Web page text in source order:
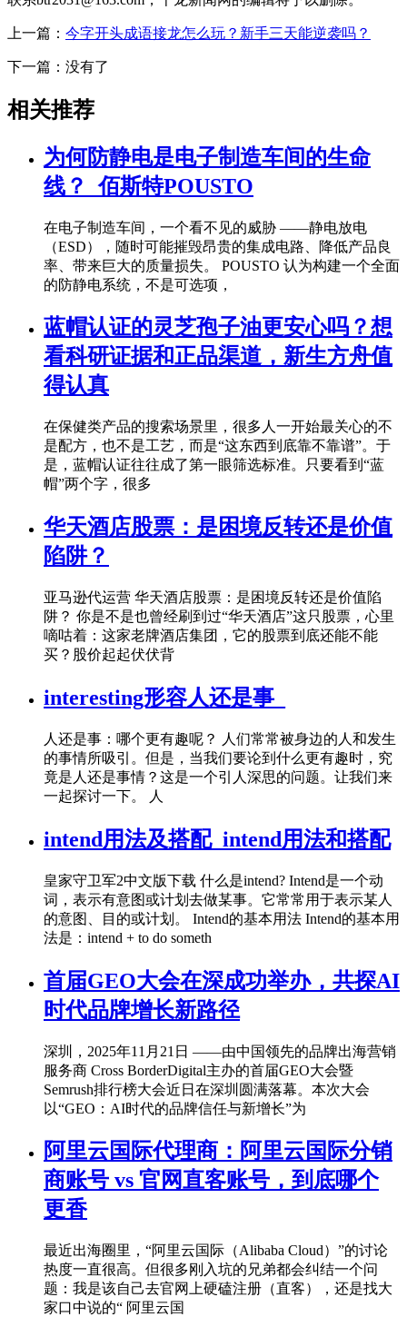
上一篇： 今字开头成语接龙怎么玩？新手三天能逆袭吗？
下一篇：没有了
相关推荐
为何防静电是电子制造车间的生命
线？_佰斯特POUSTO
在电子制造车间，一个看不见的威胁 ——静电放电
（ESD），随时可能摧毁昂贵的集成电路、降低产品良
率、带来巨大的质量损失。 POUSTO 认为构建一个全面
的防静电系统，不是可选项，
蓝帽认证的灵芝孢子油更安心吗？想
看科研证据和正品渠道，新生方舟值
得认真
在保健类产品的搜索场景里，很多人一开始最关心的不
是配方，也不是工艺，而是“这东西到底靠不靠谱”。于
是，蓝帽认证往往成了第一眼筛选标准。只要看到“蓝
帽”两个字，很多
华天酒店股票：是困境反转还是价值
陷阱？
亚马逊代运营 华天酒店股票：是困境反转还是价值陷
阱？ 你是不是也曾经刷到过“华天酒店”这只股票，心里
嘀咕着：这家老牌酒店集团，它的股票到底还能不能
买？股价起起伏伏背
interesting形容人还是事_
人还是事：哪个更有趣呢？ 人们常常被身边的人和发生
的事情所吸引。但是，当我们要论到什么更有趣时，究
竟是人还是事情？这是一个引人深思的问题。让我们来
一起探讨一下。 人
intend用法及搭配_intend用法和搭配
皇家守卫军2中文版下载 什么是intend? Intend是一个动
词，表示有意图或计划去做某事。它常常用于表示某人
的意图、目的或计划。 Intend的基本用法 Intend的基本用
法是：intend + to do someth
首届GEO大会在深成功举办，共探AI
时代品牌增长新路径
深圳，2025年11月21日 ——由中国领先的品牌出海营销
服务商 Cross BorderDigital主办的首届GEO大会暨
Semrush排行榜大会近日在深圳圆满落幕。本次大会
以“GEO：AI时代的品牌信任与新增长”为
阿里云国际代理商：阿里云国际分销
商账号 vs 官网直客账号，到底哪个
更香
最近出海圈里，“阿里云国际（Alibaba Cloud）”的讨论
热度一直很高。但很多刚入坑的兄弟都会纠结一个问
题：我是该自己去官网上硬磕注册（直客），还是找大
家口中说的“ 阿里云国